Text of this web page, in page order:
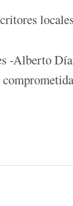
-Alberto